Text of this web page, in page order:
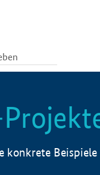
konkrete Beispiele